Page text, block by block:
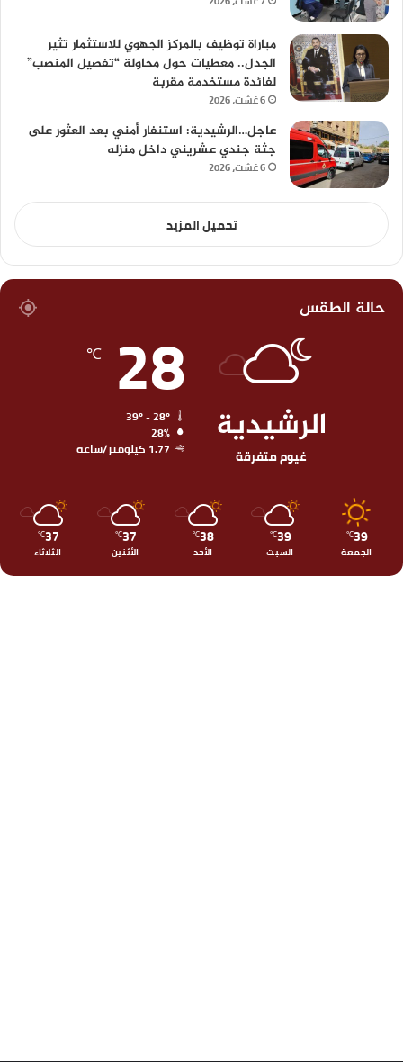
مباراة توظيف بالمركز الجهوي للاستثمار تثير
الجدل.. معطيات حول محاولة “تفصيل المنصب”
لفائدة مستخدمة مقربة
6 غشت، 2026
عاجل…الرشيدية: استنفار أمني بعد العثور على
جثة جندي عشريني داخل منزله
6 غشت، 2026
تحميل المزيد
حالة الطقس
الرشيدية
غيوم متفرقة
28
℃
28%
1.77 كيلومتر/ساعة
39
℃
الجمعة
39
℃
السبت
38
℃
الأحد
37
℃
الأثنين
37
℃
الثلاثاء